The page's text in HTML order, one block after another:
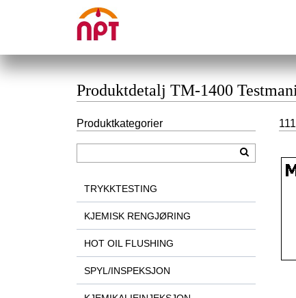
Produktdetalj TM-1400
Produktkategorier
TRYKKTESTING
KJEMISK RENGJØRING
HOT OIL FLUSHING
SPYL/INSPEKSJON